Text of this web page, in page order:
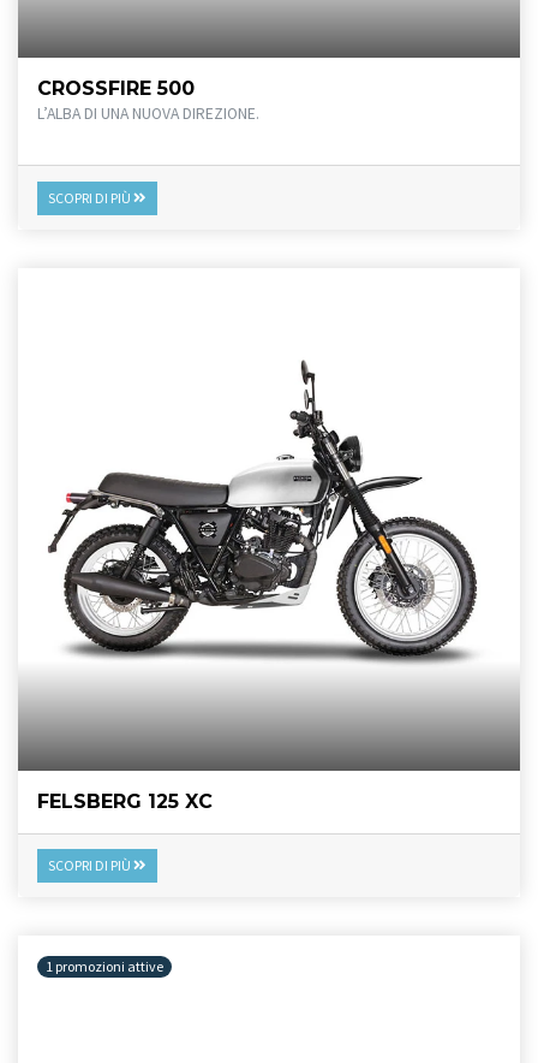
CROSSFIRE 500
L’ALBA DI UNA NUOVA DIREZIONE.
SCOPRI DI PIÙ
FELSBERG 125 XC
SCOPRI DI PIÙ
1 promozioni attive